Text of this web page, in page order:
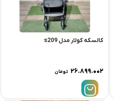
کالسکه کولار مدل s209
۲۶.۸۹۹.۰۰۲ تومان